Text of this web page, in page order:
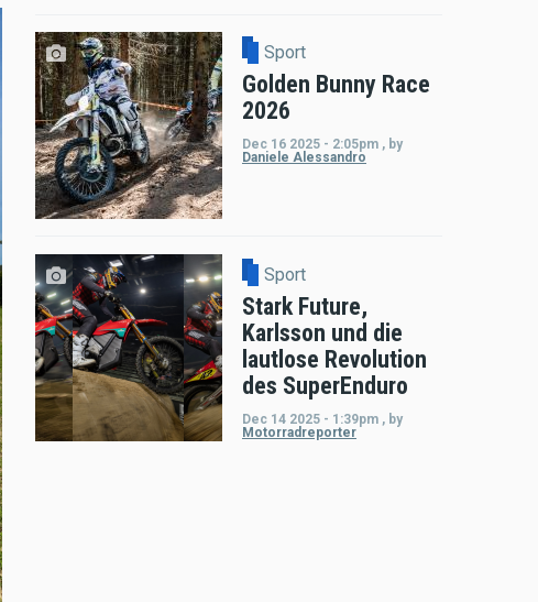
Sport
Golden Bunny Race
2026
Dec 16 2025 - 2:05pm , by
Daniele Alessandro
Sport
Stark Future,
Karlsson und die
lautlose Revolution
des SuperEnduro
Dec 14 2025 - 1:39pm , by
Motorradreporter